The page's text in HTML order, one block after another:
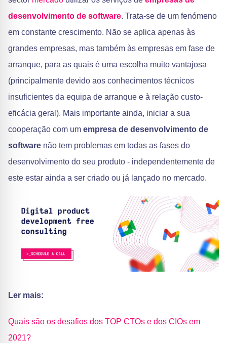
desenvolvimento de software. Trata-se de um fenómeno
em constante crescimento. Não se aplica apenas às
grandes empresas, mas também às empresas em fase de
arranque, para as quais é uma escolha muito vantajosa
(principalmente devido aos conhecimentos técnicos
insuficientes da equipa de arranque e à relação custo-
eficácia geral). Mais importante ainda, iniciar a sua
cooperação com um empresa de desenvolvimento de
software não tem problemas em todas as fases do
desenvolvimento do seu produto - independentemente de
este estar ainda a ser criado ou já lançado no mercado.
Ler mais:
Quais são os desafios dos TOP CTOs e dos CIOs em
2021?